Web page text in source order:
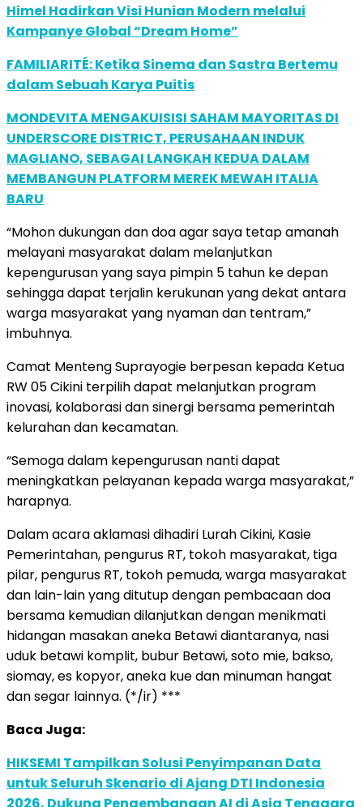
Himel Hadirkan Visi Hunian Modern melalui
Kampanye Global “Dream Home”
FAMILIARITÉ: Ketika Sinema dan Sastra Bertemu
dalam Sebuah Karya Puitis
MONDEVITA MENGAKUISISI SAHAM MAYORITAS DI
UNDERSCORE DISTRICT, PERUSAHAAN INDUK
MAGLIANO, SEBAGAI LANGKAH KEDUA DALAM
MEMBANGUN PLATFORM MEREK MEWAH ITALIA
BARU
“Mohon dukungan dan doa agar saya tetap amanah
melayani masyarakat dalam melanjutkan
kepengurusan yang saya pimpin 5 tahun ke depan
sehingga dapat terjalin kerukunan yang dekat antara
warga masyarakat yang nyaman dan tentram,”
imbuhnya.
Camat Menteng Suprayogie berpesan kepada Ketua
RW 05 Cikini terpilih dapat melanjutkan program
inovasi, kolaborasi dan sinergi bersama pemerintah
kelurahan dan kecamatan.
“Semoga dalam kepengurusan nanti dapat
meningkatkan pelayanan kepada warga masyarakat,”
harapnya.
Dalam acara aklamasi dihadiri Lurah Cikini, Kasie
Pemerintahan, pengurus RT, tokoh masyarakat, tiga
pilar, pengurus RT, tokoh pemuda, warga masyarakat
dan lain-lain yang ditutup dengan pembacaan doa
bersama kemudian dilanjutkan dengan menikmati
hidangan masakan aneka Betawi diantaranya, nasi
uduk betawi komplit, bubur Betawi, soto mie, bakso,
siomay, es kopyor, aneka kue dan minuman hangat
dan segar lainnya. (*/ir) ***
Baca Juga:
HIKSEMI Tampilkan Solusi Penyimpanan Data
untuk Seluruh Skenario di Ajang DTI Indonesia
2026, Dukung Pengembangan AI di Asia Tenggara